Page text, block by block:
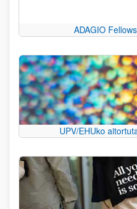
ADAGIO
UPV/EHUko